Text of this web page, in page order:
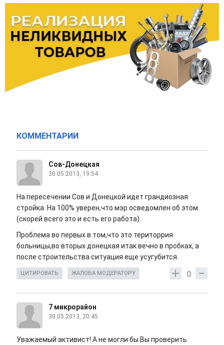
КОММЕНТАРИИ
Сов-Донецкая
30.05.2013, 19:54
На пересечении Сов и Донецкой идет грандиозная
стройка. На 100% уверен,что мэр осведомлен об этом
(скорей всего это и есть его работа).
Проблема во первых в том,что это територрия
больницы,во вторых донецкая итак вечно в пробках, а
после строительства ситуация еще усугубится.
0
ЦИТИРОВАТЬ ЖАЛОБА МОДЕРАТОРУ
7 микрорайон
30.05.2013, 20:45
Уважаемый активист! А не могли бы Вы проверить